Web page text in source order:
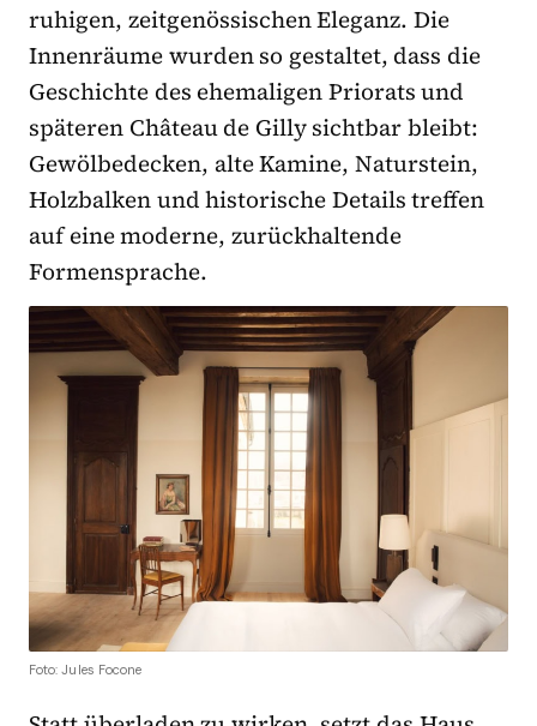
ruhigen, zeitgenössischen Eleganz. Die
Innenräume wurden so gestaltet, dass die
Geschichte des ehemaligen Priorats und
späteren Château de Gilly sichtbar bleibt:
Gewölbedecken, alte Kamine, Naturstein,
Holzbalken und historische Details treffen
auf eine moderne, zurückhaltende
Formensprache.
Foto: Jules Focone